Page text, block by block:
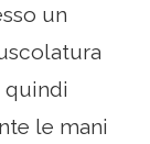
un
quindi
le mani